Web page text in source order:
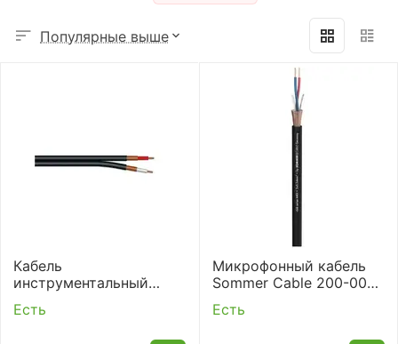
Популярные выше
Кабель
инструментальный
Sommer Cable 320-0061
SC-Onyx
Есть
Микрофонный кабель
Sommer Cable 200-0051
SC-Club Series MKII
Есть